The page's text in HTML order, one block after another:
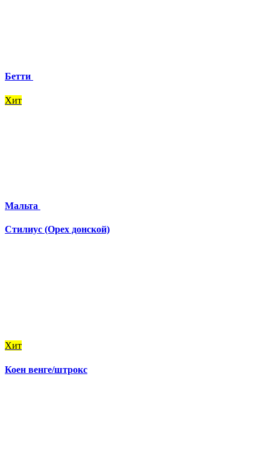
Бетти
Хит
Мальта
Стилиус (Орех донской)
Хит
Коен венге/штрокс